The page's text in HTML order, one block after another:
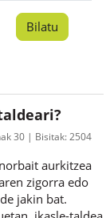
30 Bisitak: 2504
aurkitzea
zigorra edo
jakin bat.